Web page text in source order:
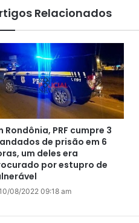
Relacionados
Rondônia, PRF cumpre 3
de prisão em 6
um deles era
por estupro de
08/2022 09:18 am